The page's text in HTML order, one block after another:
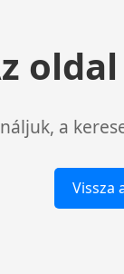
a
Vissza